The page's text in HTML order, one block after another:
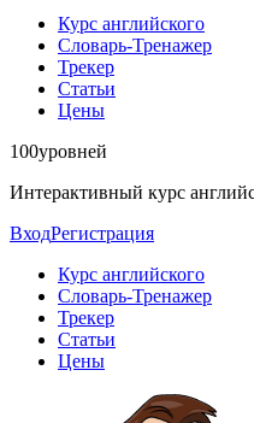
Курс английского
Словарь-Тренажер
Трекер
Статьи
Цены
100уровней
Интерактивный курс
ВходРегистрация
Курс английского
Словарь-Тренажер
Трекер
Статьи
Цены